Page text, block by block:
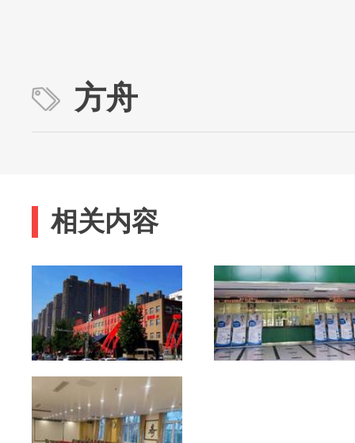
方舟
相关内容